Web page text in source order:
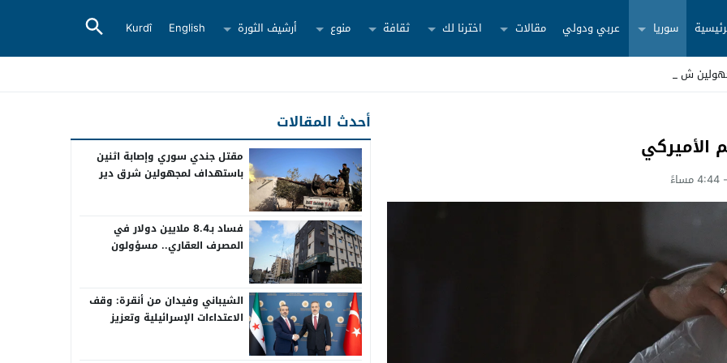
سوريا عربي ودولي مقالات اخترنا لك ثقافة منوع أرشيف الثورة English
Kurdî
شرق دير ال_
الأميركي
أحدث المقالات
مقتل جندي سوري وإصابة اثنين
باستهداف لمجهولين شرق دير
فساد بـ8.4 ملايين دولار في
المصرف العقاري.. مسؤولون
الشيباني وفيدان من أنقرة: وقف
الاعتداءات الإسرائيلية وتعزيز